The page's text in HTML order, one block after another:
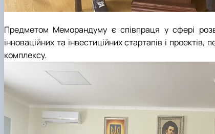
Предметом Меморандуму є співпраця у сфері
інноваційних та інвестиційних стартапів і
комплексу.